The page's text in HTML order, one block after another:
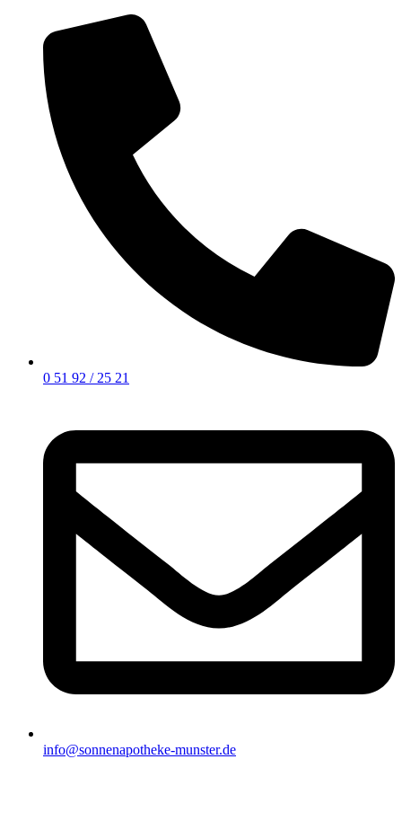
0 51 92 / 25 21
info@sonnenapotheke-munster.de